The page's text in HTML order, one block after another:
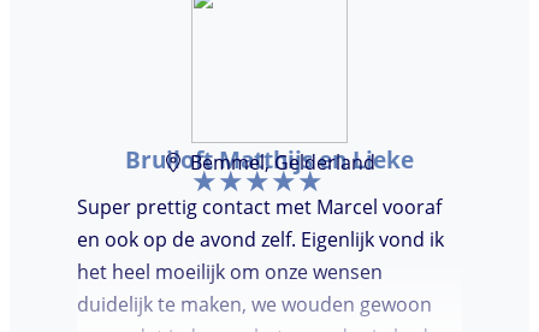
Bruiloft Matthijs en Lieke
Bemmel, Gelderland
Super prettig contact met Marcel vooraf
en ook op de avond zelf. Eigenlijk vond ik
het heel moeilijk om onze wensen
duidelijk te maken, we wouden gewoon